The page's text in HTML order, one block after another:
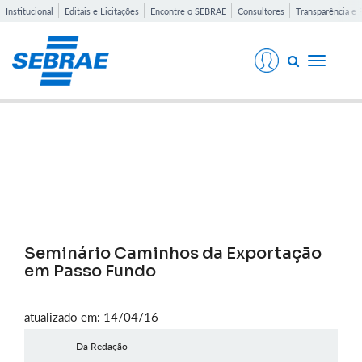
Institucional Editais e Licitações Encontre o SEBRAE Consultores Transparência e
Toggle
Seminário Caminhos da Exportação
em Passo Fundo
atualizado em: 14/04/16
Da Redação